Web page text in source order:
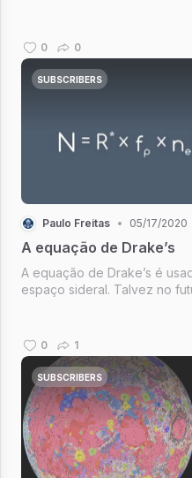
0 0
SUBSCRIBERS
Paulo Freitas • 05/17/2020
A equação de Drake’s
A equação de Drake’s é
espaço sideral. Talvez no
0 1
SUBSCRIBERS